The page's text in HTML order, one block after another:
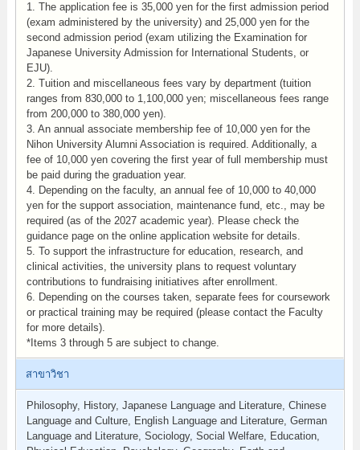
1. The application fee is 35,000 yen for the first admission period
(exam administered by the university) and 25,000 yen for the
second admission period (exam utilizing the Examination for
Japanese University Admission for International Students, or
EJU).
2. Tuition and miscellaneous fees vary by department (tuition
ranges from 830,000 to 1,100,000 yen; miscellaneous fees range
from 200,000 to 380,000 yen).
3. An annual associate membership fee of 10,000 yen for the
Nihon University Alumni Association is required. Additionally, a
fee of 10,000 yen covering the first year of full membership must
be paid during the graduation year.
4. Depending on the faculty, an annual fee of 10,000 to 40,000
yen for the support association, maintenance fund, etc., may be
required (as of the 2027 academic year). Please check the
guidance page on the online application website for details.
5. To support the infrastructure for education, research, and
clinical activities, the university plans to request voluntary
contributions to fundraising initiatives after enrollment.
6. Depending on the courses taken, separate fees for coursework
or practical training may be required (please contact the Faculty
for more details).
*Items 3 through 5 are subject to change.
สาขาวิชา
Philosophy, History, Japanese Language and Literature, Chinese
Language and Culture, English Language and Literature, German
Language and Literature, Sociology, Social Welfare, Education,